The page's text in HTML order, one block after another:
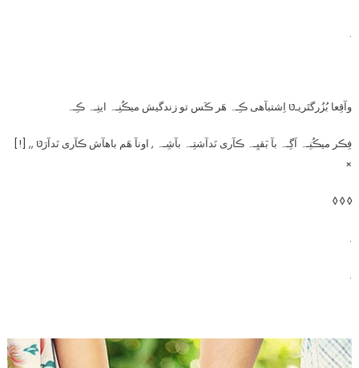
.
وآقِعا بُزُرگتَریـטּ اِشتبآهی ڪِـہ هَر ڪَس تو زندگیش میڪُنِـہ اینِـہ ڪِـہ
فِڪر میڪُنِـہ اَگِـہ بآ بَقیِـہ ڪآری نَدآشتِـہ بآشِـہ , اونآ هَم باهآش ڪآری نَدآرَטּ ,, [!]
×
◊ ◊ ◊
.
.